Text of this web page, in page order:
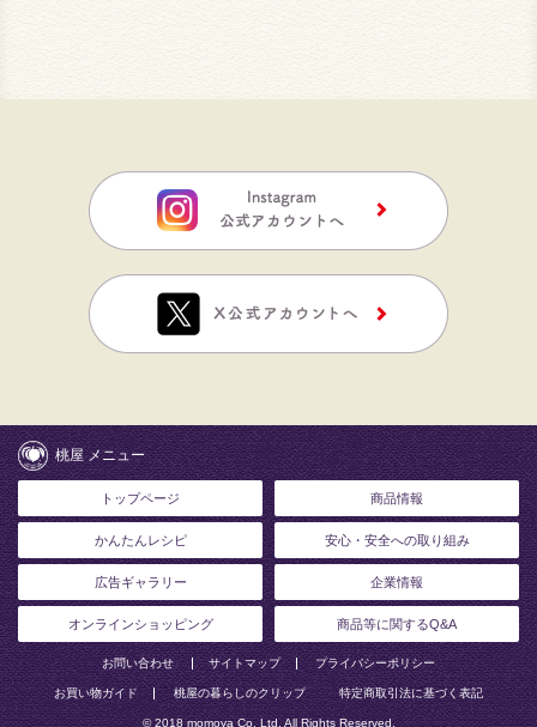
桃屋 メニュー
トップページ 商品情報
かんたんレシピ 安心・安全への取り組み
広告ギャラリー 企業情報
オンラインショッピング 商品等に関するQ&A
お問い合わせ サイトマップ プライバシーポリシー
お買い物ガイド 桃屋の暮らしのクリップ 特定商取引法に基づく表記
© 2018 momoya Co, Ltd. All Rights Reserved.